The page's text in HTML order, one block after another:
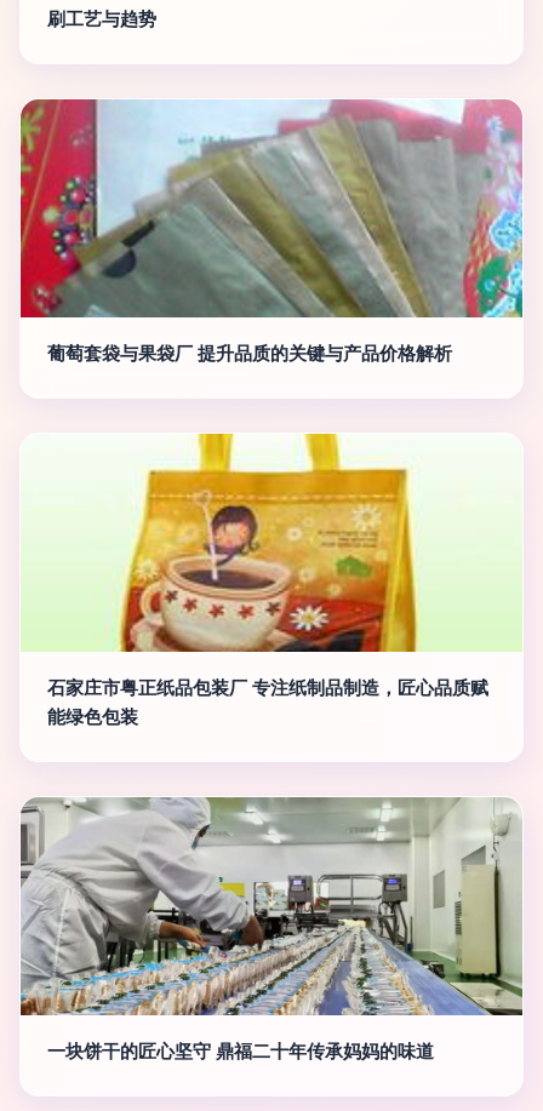
刷工艺与趋势
葡萄套袋与果袋厂 提升品质的关键与产品价格解析
石家庄市粤正纸品包装厂 专注纸制品制造，匠心品质赋
能绿色包装
一块饼干的匠心坚守 鼎福二十年传承妈妈的味道